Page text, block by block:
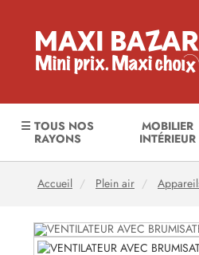
☰ TOUS NOS
RAYONS
MOBILIER
INTÉRIEUR
Accueil Plein air